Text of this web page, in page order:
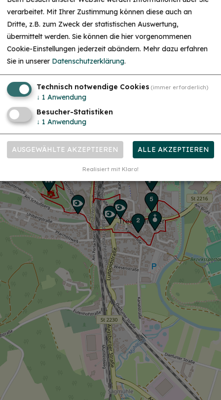
verarbeitet. Mit Ihrer Zustimmung können diese auch an
Dritte, z.B. zum Zweck der statistischen Auswertung,
übermittelt werden. Sie können die hier vorgenommenen
Cookie-Einstellungen jederzeit abändern. Mehr dazu erfahren
Sie in unserer Datenschutzerklärung.
Technisch notwendige Cookies (immer erforderlich)
↓ 1 Anwendung
Besucher-Statistiken
↓ 1 Anwendung
AUSGEWÄHLTE AKZEPTIEREN ALLE AKZEPTIEREN
Realisiert mit Klaro!